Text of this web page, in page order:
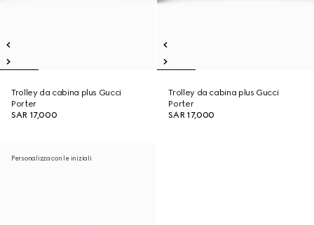
Trolley da cabina plus Gucci
Porter
SAR 17,000
Trolley da cabina plus Gucci
Porter
SAR 17,000
Personalizza con le iniziali